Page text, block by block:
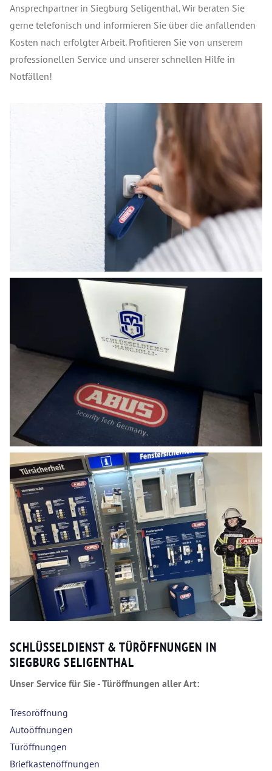
Ansprechpartner in Siegburg Seligenthal. Wir beraten Sie
gerne telefonisch und informieren Sie über die anfallenden
Kosten nach erfolgter Arbeit. Profitieren Sie von unserem
professionellen Service und unserer schnellen Hilfe in
Notfällen!
SCHLÜSSELDIENST & TÜRÖFFNUNGEN IN
SIEGBURG SELIGENTHAL
Unser Service für Sie - Türöffnungen aller Art:
Tresoröffnung
Autoöffnungen
Türöffnungen
Briefkastenöffnungen